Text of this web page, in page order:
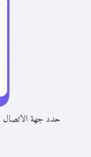
حدد جهة الاتصال